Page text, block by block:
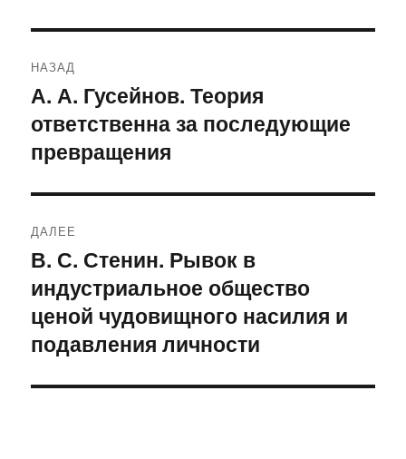
по
записям
НАЗАД
Предыдущая
запись:
А. А. Гусейнов. Теория
ответственна за последующие
превращения
ДАЛЕЕ
Следующая
запись:
В. С. Стенин. Рывок в
индустриальное общество
ценой чудовищного насилия и
подавления личности